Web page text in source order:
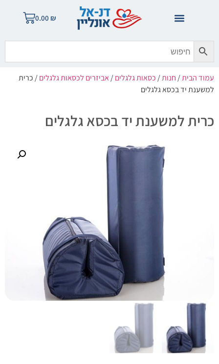
0.00 ₪
עמוד הבית/חנות/כסאות גלגלים/אביזרים לכסאות גלגלים/ כרית
למשענת יד בכסא גלגלים
כרית למשענת יד בכסא גלגלים